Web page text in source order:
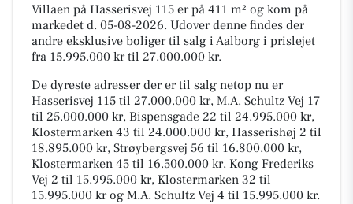
Villaen på Hasserisvej 115 er på 411 m² og kom på
markedet d. 05-08-2026. Udover denne findes der
andre eksklusive boliger til salg i Aalborg i prislejet
fra 15.995.000 kr til 27.000.000 kr.
De dyreste adresser der er til salg netop nu er
Hasserisvej 115 til 27.000.000 kr, M.A. Schultz Vej 17
til 25.000.000 kr, Bispensgade 22 til 24.995.000 kr,
Klostermarken 43 til 24.000.000 kr, Hasserishøj 2 til
18.895.000 kr, Strøybergsvej 56 til 16.800.000 kr,
Klostermarken 45 til 16.500.000 kr, Kong Frederiks
Vej 2 til 15.995.000 kr, Klostermarken 32 til
15.995.000 kr og M.A. Schultz Vej 4 til 15.995.000 kr.